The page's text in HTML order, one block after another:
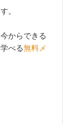
。
からできる
べる無料メ